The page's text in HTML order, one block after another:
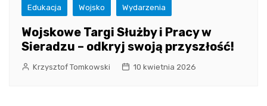
Edukacja Wojsko Wydarzenia
Wojskowe Targi Służby i Pracy w
Sieradzu – odkryj swoją przyszłość!
Krzysztof Tomkowski 10 kwietnia 2026